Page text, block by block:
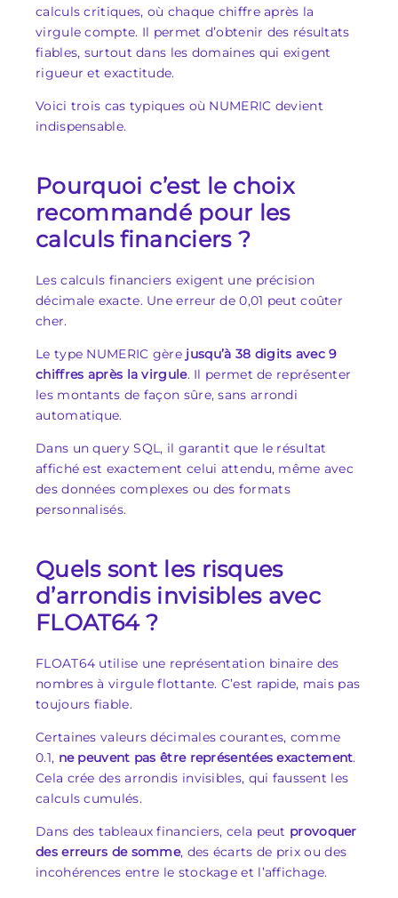
calculs critiques, où chaque chiffre après la
virgule compte. Il permet d’obtenir des résultats
fiables, surtout dans les domaines qui exigent
rigueur et exactitude.
Voici trois cas typiques où NUMERIC devient
indispensable.
Pourquoi c’est le choix
recommandé pour les
calculs financiers ?
Les calculs financiers exigent une précision
décimale exacte. Une erreur de 0,01 peut coûter
cher.
Le type NUMERIC gère jusqu’à 38 digits avec 9
chiffres après la virgule. Il permet de représenter
les montants de façon sûre, sans arrondi
automatique.
Dans un query SQL, il garantit que le résultat
affiché est exactement celui attendu, même avec
des données complexes ou des formats
personnalisés.
Quels sont les risques
d’arrondis invisibles avec
FLOAT64 ?
FLOAT64 utilise une représentation binaire des
nombres à virgule flottante. C’est rapide, mais pas
toujours fiable.
Certaines valeurs décimales courantes, comme
0.1, ne peuvent pas être représentées exactement.
Cela crée des arrondis invisibles, qui faussent les
calculs cumulés.
Dans des tableaux financiers, cela peut provoquer
des erreurs de somme, des écarts de prix ou des
incohérences entre le stockage et l’affichage.